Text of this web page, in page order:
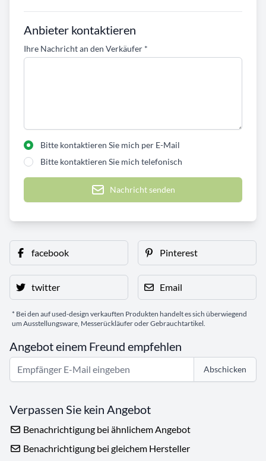
Anbieter kontaktieren
Ihre Nachricht an den Verkäufer *
Bitte kontaktieren Sie mich per E-Mail
Bitte kontaktieren Sie mich telefonisch
Nachricht senden
facebook Pinterest
twitter Email
* Bei den auf used-design verkauften Produkten handelt es sich überwiegend
um Ausstellungsware, Messerückläufer oder Gebrauchtartikel.
Angebot einem Freund empfehlen
Abschicken
Verpassen Sie kein Angebot
Benachrichtigung bei ähnlichem Angebot
Benachrichtigung bei gleichem Hersteller